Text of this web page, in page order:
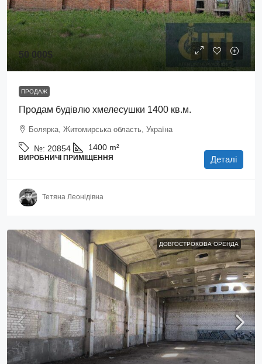
50 000$
ПРОДАЖ
Продам будівлю хмелесушки 1400 кв.м.
Болярка, Житомирська область, Україна
№: 20854 1400 m²
ВИРОБНИЧІ ПРИМІЩЕННЯ Деталі
Тетяна Леонідівна
ДОВГОСТРОКОВА ОРЕНДА